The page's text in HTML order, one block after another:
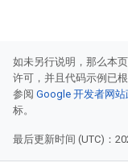
如未另行说明，那么本
许可，并且代码示例已
参阅 Google 开发者网站
标。
最后更新时间 (UTC)：